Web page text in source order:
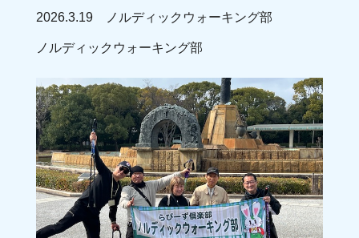
2026.3.19 ノルディックウォーキング部
ノルディックウォーキング部